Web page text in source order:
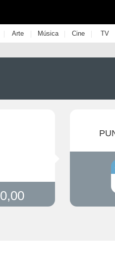
| Arte | Música | Cine | TV
0,00